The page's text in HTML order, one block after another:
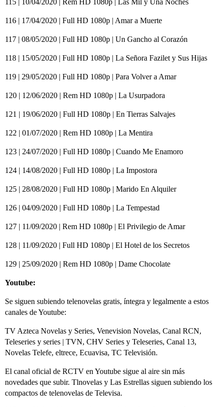
115 | 10/04/2020 | Rem HD 1080p | Las Mil y Una Noches
116 | 17/04/2020 | Full HD 1080p | Amar a Muerte
117 | 08/05/2020 | Full HD 1080p | Un Gancho al Corazón
118 | 15/05/2020 | Full HD 1080p | La Señora Fazilet y Sus Hijas
119 | 29/05/2020 | Full HD 1080p | Para Volver a Amar
120 | 12/06/2020 | Rem HD 1080p | La Usurpadora
121 | 19/06/2020 | Full HD 1080p | En Tierras Salvajes
122 | 01/07/2020 | Rem HD 1080p | La Mentira
123 | 24/07/2020 | Full HD 1080p | Cuando Me Enamoro
124 | 14/08/2020 | Full HD 1080p | La Impostora
125 | 28/08/2020 | Full HD 1080p | Marido En Alquiler
126 | 04/09/2020 | Full HD 1080p | La Tempestad
127 | 11/09/2020 | Rem HD 1080p | El Privilegio de Amar
128 | 11/09/2020 | Full HD 1080p | El Hotel de los Secretos
129 | 25/09/2020 | Rem HD 1080p | Dame Chocolate
Youtube:
Se siguen subiendo telenovelas gratis, íntegra y legalmente a estos
canales de Youtube:
TV Azteca Novelas y Series, Venevision Novelas, Canal RCN,
Teleseries y series | TVN, CHV Series y Teleseries, Canal 13,
Novelas Telefe, eltrece, Ecuavisa, TC Televisión.
El canal oficial de RCTV en Youtube sigue al aire sin más
novedades que subir. Tlnovelas y Las Estrellas siguen subiendo los
compactos de telenovelas de Televisa.